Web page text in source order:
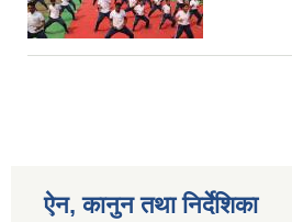
ऐन, कानुन तथा निर्देशिका